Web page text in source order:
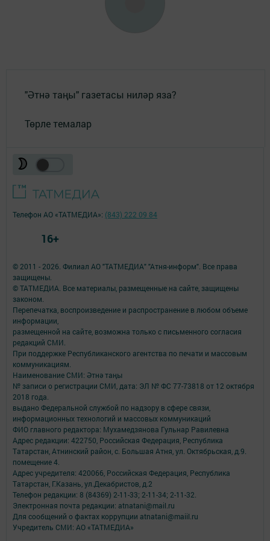
"Әтнә таңы" газетасы ниләр яза?
Төрле темалар
© 2011 - 2026. Филиал АО "ТАТМЕДИА" "Атня-информ". Все права
защищены.
© ТАТМЕДИА. Все материалы, размещенные на сайте, защищены
законом.
Перепечатка, воспроизведение и распространение в любом объеме
информации,
размещенной на сайте, возможна только с письменного согласия
редакций СМИ.
При поддержке Республиканского агентства по печати и массовым
коммуникациям.
Наименование СМИ: Әтнә таңы
№ записи о регистрации СМИ, дата: ЭЛ № ФС 77-73818 от 12 октября
2018 года.
выдано Федеральной службой по надзору в сфере связи,
информационных технологий и массовых коммуникаций
ФИО главного редактора: Мухамедзянова Гульнар Равилевна
Адрес редакции: 422750, Российская Федерация, Республика
Татарстан, Атнинский район, с. Большая Атня, ул. Октябрьская, д.9.
помещение 4.
Адрес учредителя: 420066, Российская Федерация, Республика
Татарстан, Г.Казань, ул.Декабристов, д.2
Телефон редакции: 8 (84369) 2-11-33; 2-11-34; 2-11-32.
Электронная почта редакции: atnatani@mail.ru
Для сообщений о фактах коррупции atnatani@maiil.ru
Учредитель СМИ: АО «ТАТМЕДИА»
Телефон АО «ТАТМЕДИА»: (843) 222 09 84
16+